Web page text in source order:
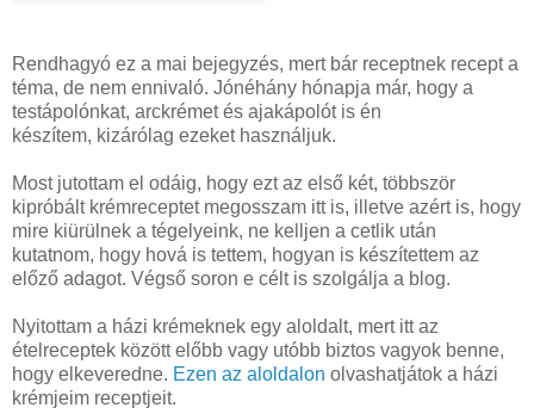
Rendhagyó ez a mai bejegyzés, mert bár receptnek recept a
téma, de nem ennivaló. Jónéhány hónapja már, hogy a
testápolónkat, arckrémet és ajakápolót is én
készítem, kizárólag ezeket használjuk.
Most jutottam el odáig, hogy ezt az első két, többször
kipróbált krémreceptet megosszam itt is, illetve azért is, hogy
mire kiürülnek a tégelyeink, ne kelljen a cetlik után
kutatnom, hogy hová is tettem, hogyan is készítettem az
előző adagot. Végső soron e célt is szolgálja a blog.
Nyitottam a házi krémeknek egy aloldalt, mert itt az
ételreceptek között előbb vagy utóbb biztos vagyok benne,
hogy elkeveredne. Ezen az aloldalon olvashatjátok a házi
krémjeim receptjeit.